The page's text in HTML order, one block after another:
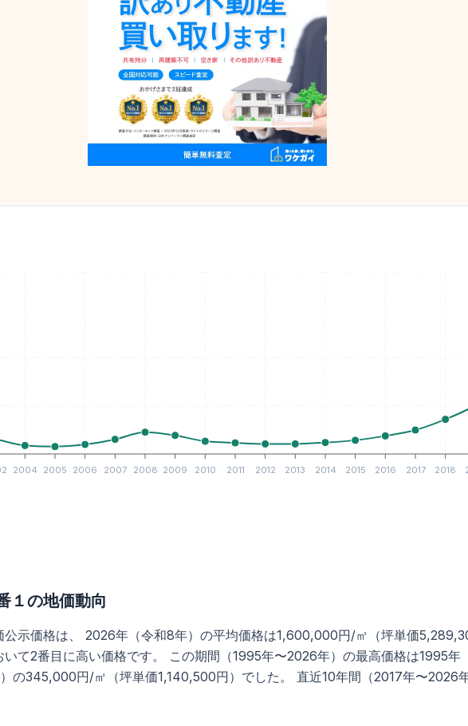
2004 2005 2006 2007 2008 2009 2010 2011 2012 2013 2014 2015 2016 2017 2018
１の地価動向
示価格は、 2026年（令和8年）の平均価格は1,600,000円/㎡（坪単価
て2番目に高い価格です。 この期間（1995年〜2026年）の最高価格は1995
の345,000円/㎡（坪単価1,140,500円）でした。 直近10年間（2017年〜2026